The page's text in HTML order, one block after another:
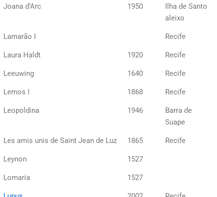
Joana d’Arc 1950
Ilha de Santo
aleixo
Lamarão I Recife
Laura Haldt 1920 Recife
Leeuwing 1640 Recife
Lemos I 1868 Recife
Leopoldina 1946
Barra de
Suape
Les amis unis de Saint Jean de Luz 1865 Recife
Leynon 1527
Lomaria 1527